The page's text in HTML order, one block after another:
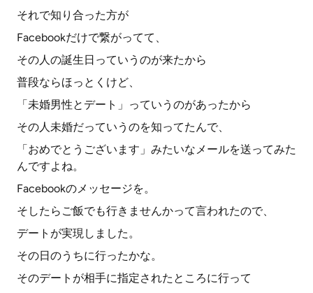
それで知り合った方が
Facebookだけで繋がってて、
その人の誕生日っていうのが来たから
普段ならほっとくけど、
「未婚男性とデート」っていうのがあったから
その人未婚だっていうのを知ってたんで、
「おめでとうございます」みたいなメールを送ってみた
んですよね。
Facebookのメッセージを。
そしたらご飯でも行きませんかって言われたので、
デートが実現しました。
その日のうちに行ったかな。
そのデートが相手に指定されたところに行って